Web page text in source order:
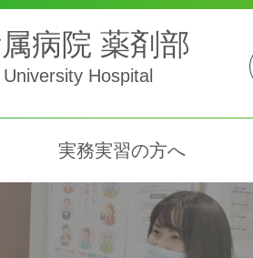
病院 薬剤部
Hospital
務
実務実習の方へ
剤師の声
がん化学療法レジメン